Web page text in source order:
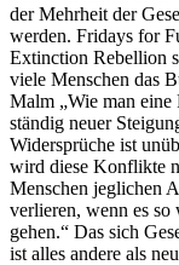
der Mehrheit der
werden. Fridays for
Extinction Rebellion
viele Menschen das
Malm „Wie man
ständig neuer
Widersprüche ist
wird diese Konflikte
Menschen jeglichen
verlieren, wenn es
gehen.“ Das sich
ist alles andere als